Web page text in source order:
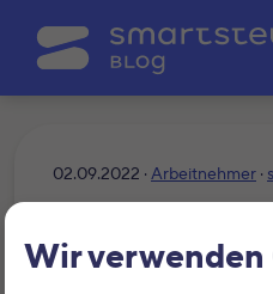
Wir
02.09.2022 · Arbeitnehmer ·
September